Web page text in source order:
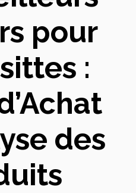
pour
:
des